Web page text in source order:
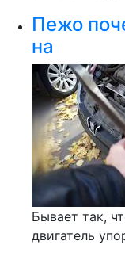
Пежо
на
Бывает так,
двигатель